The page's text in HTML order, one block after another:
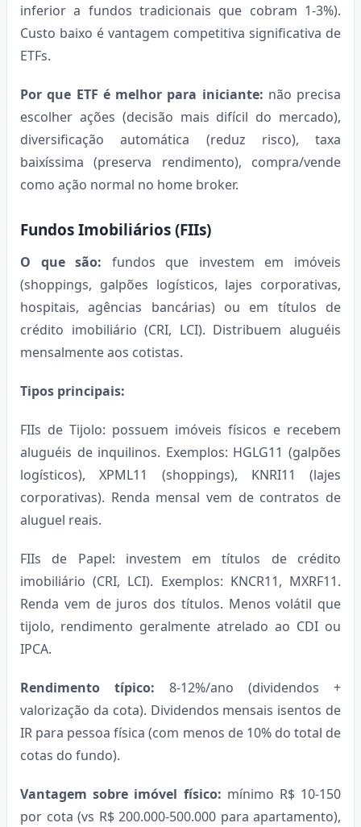
inferior a fundos tradicionais que cobram 1-3%).
Custo baixo é vantagem competitiva significativa de
ETFs.
Por que ETF é melhor para iniciante: não precisa
escolher ações (decisão mais difícil do mercado),
diversificação automática (reduz risco), taxa
baixíssima (preserva rendimento), compra/vende
como ação normal no home broker.
Fundos Imobiliários (FIIs)
O que são: fundos que investem em imóveis
(shoppings, galpões logísticos, lajes corporativas,
hospitais, agências bancárias) ou em títulos de
crédito imobiliário (CRI, LCI). Distribuem aluguéis
mensalmente aos cotistas.
Tipos principais:
FIIs de Tijolo: possuem imóveis físicos e recebem
aluguéis de inquilinos. Exemplos: HGLG11 (galpões
logísticos), XPML11 (shoppings), KNRI11 (lajes
corporativas). Renda mensal vem de contratos de
aluguel reais.
FIIs de Papel: investem em títulos de crédito
imobiliário (CRI, LCI). Exemplos: KNCR11, MXRF11.
Renda vem de juros dos títulos. Menos volátil que
tijolo, rendimento geralmente atrelado ao CDI ou
IPCA.
Rendimento típico: 8-12%/ano (dividendos +
valorização da cota). Dividendos mensais isentos de
IR para pessoa física (com menos de 10% do total de
cotas do fundo).
Vantagem sobre imóvel físico: mínimo R$ 10-150
por cota (vs R$ 200.000-500.000 para apartamento),